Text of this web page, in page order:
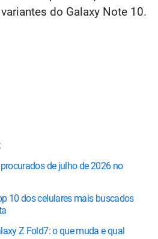
do Galaxy Note 10.
de julho de 2026 no
10 dos celulares mais buscados
Z Fold7: o que muda e qual